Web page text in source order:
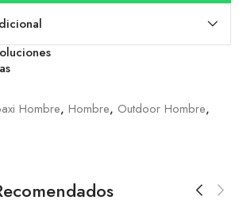
Hombre, Hombre, Outdoor Hombre,